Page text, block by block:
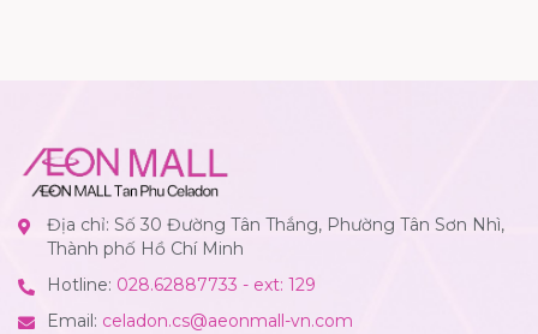
Địa chỉ: Số 30 Đường Tân Thắng, Phường Tân Sơn Nhì,
Thành phố Hồ Chí Minh
Hotline: 028.62887733 - ext: 129
Email: celadon.cs@aeonmall-vn.com